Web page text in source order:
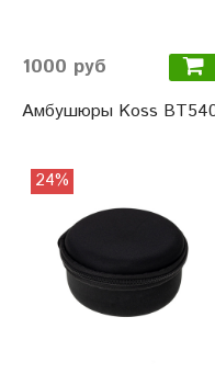
1000 руб
Амбушюры Koss
24%